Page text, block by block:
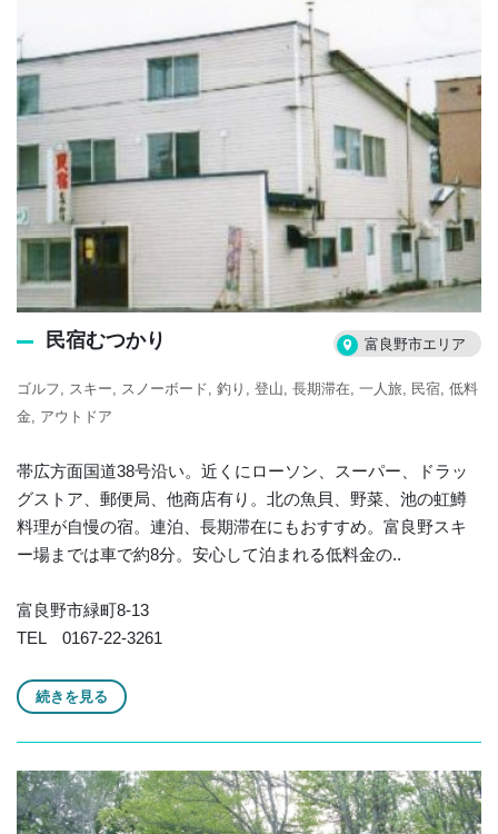
民宿むつかり 富良野市エリア
ゴルフ スキー スノーボード 釣り 登山 長期滞在 一人旅 民宿 低料
金
アウトドア
帯広方面国道38号沿い。近くにローソン、スーパー、ドラッ
グストア、郵便局、他商店有り。北の魚貝、野菜、池の虹鱒
料理が自慢の宿。連泊、長期滞在にもおすすめ。富良野スキ
ー場までは車で約8分。安心して泊まれる低料金の..
富良野市緑町8-13
TEL 0167-22-3261
続きを見る